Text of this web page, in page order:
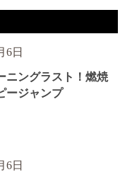
6日
ニングラスト！燃焼
ージャンプ
6日